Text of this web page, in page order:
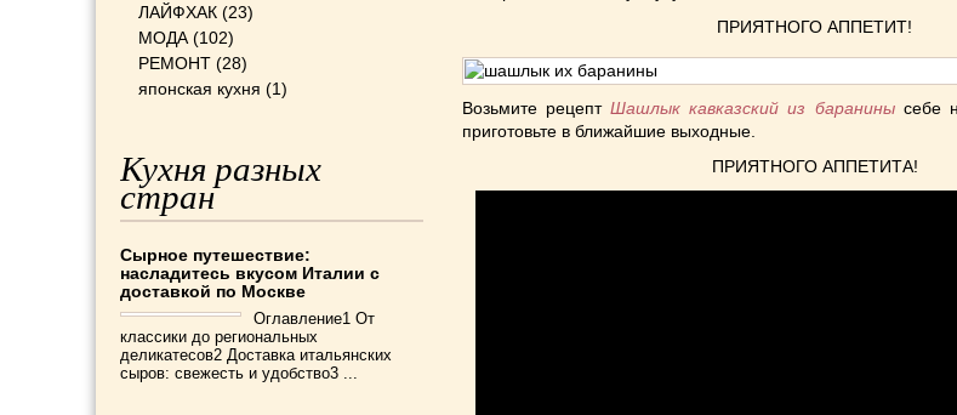
ПРИЯТНОГО АППЕТИТ!
Возьмите рецептШашлык кавказский из баранинысебе
приготовьте в ближайшие выходные.
ПРИЯТНОГО АППЕТИТА!
ЛАЙФХАК (23)
МОДА (102)
РЕМОНТ (28)
японская кухня (1)
Кухня разных
стран
Сырное путешествие:
насладитесь вкусом Италии с
доставкой по Москве
Оглавление1 От
классики до региональных
деликатесов2 Доставка итальянских
сыров: свежесть и удобство3 ...